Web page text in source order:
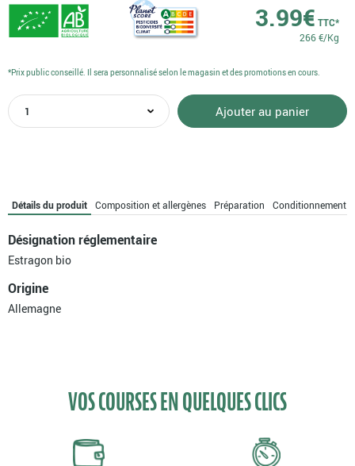
3.99€ TTC*
266 €/Kg
quantité
de
Ajouter au panier
*Prix public conseillé. Il sera personnalisé selon le magasin et des promotions en cours.
Détails du produit Composition et allergènes Préparation Conditionnement
Désignation réglementaire
Estragon bio
Origine
Allemagne
VOS COURSES EN QUELQUES CLICS